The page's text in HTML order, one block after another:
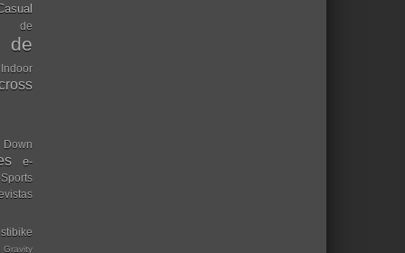
de
de
Down
e-
Gravity